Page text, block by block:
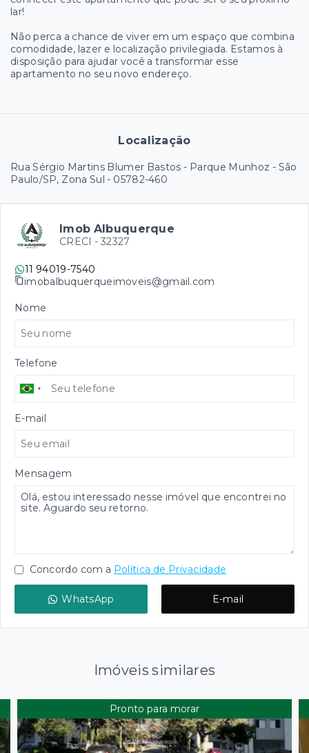
lar!
Não perca a chance de viver em um espaço que combina
comodidade, lazer e localização privilegiada. Estamos à
disposição para ajudar você a transformar esse
apartamento no seu novo endereço.
Localização
Rua Sérgio Martins Blumer Bastos - Parque Munhoz - São
Paulo/SP, Zona Sul - 05782-460
Imob Albuquerque
CRECI - 32327
11 94019-7540
imobalbuquerqueimoveis@gmail.com
Nome
Telefone
E-mail
Mensagem
Concordo com a Política de Privacidade
WhatsApp E-mail
Imóveis similares
Pronto para morar